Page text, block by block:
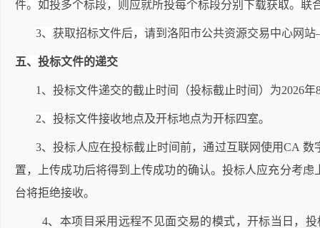
件。如投多个标段，则应就所投每个标段分别下载获取。
3、获取招标文件后，请到洛阳市公共资源交易中心网
五、投标文件的递交
1 、投标文件递交的截止时间（投标截止时间）为2026年
2、 投标文件接收地点及开标地点为开标四室。
3、投标人应在投标截止时间前，通过互联网使用CA
置，上传成功后将得到上传成功的确认。投标人应充分考
台将拒绝接收。
4、本项目采用远程不见面交易的模式，开标当日，